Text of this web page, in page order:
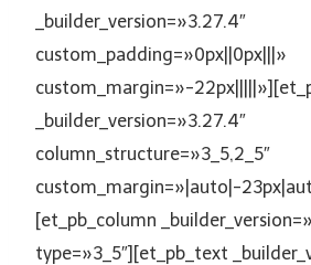
_builder_version=»3.27.4″
custom_padding=»0px||0px|||»
custom_margin=»-
_builder_version=»3.27.4″
column_structure=»3_5,2_5″
custom_margin=»|auto|-
[et_pb_column
type=»3_5″][et_pb_text